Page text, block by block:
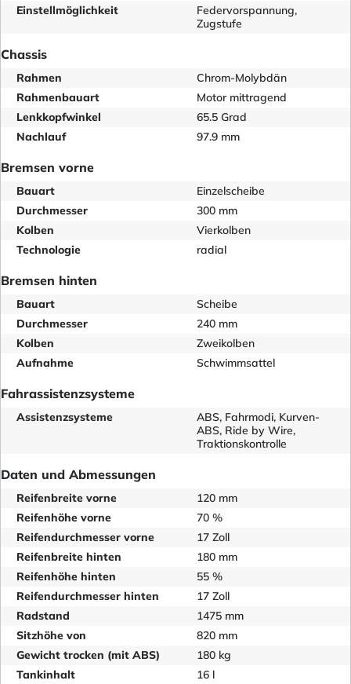
Einstellmöglichkeit
Federvorspannung,
Zugstufe
Chassis
Rahmen
Chrom-Molybdän
Rahmenbauart
Motor mittragend
Lenkkopfwinkel
65.5 Grad
Nachlauf
97.9 mm
Bremsen vorne
Bauart
Einzelscheibe
Durchmesser
300 mm
Kolben
Vierkolben
Technologie
radial
Bremsen hinten
Bauart
Scheibe
Durchmesser
240 mm
Kolben
Zweikolben
Aufnahme
Schwimmsattel
Fahrassistenzsysteme
Assistenzsysteme
ABS, Fahrmodi, Kurven-
ABS, Ride by Wire,
Traktionskontrolle
Daten und Abmessungen
Reifenbreite vorne
120 mm
Reifenhöhe vorne
70 %
Reifendurchmesser vorne
17 Zoll
Reifenbreite hinten
180 mm
Reifenhöhe hinten
55 %
Reifendurchmesser hinten
17 Zoll
Radstand
1475 mm
Sitzhöhe von
820 mm
Gewicht trocken (mit ABS)
180 kg
Tankinhalt
16 l